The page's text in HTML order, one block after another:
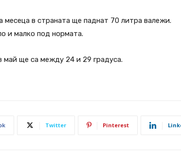
месеца в страната ще паднат 70 литра валежи.
и малко под нормата.
май ще са между 24 и 29 градуса.
Twitter Pinterest